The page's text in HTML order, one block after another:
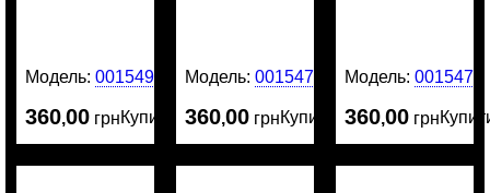
Модель:0015491
360,00 грнКупити
Модель:0015478
360,00 грнКупити
Модель: 0015477
360,00 грн